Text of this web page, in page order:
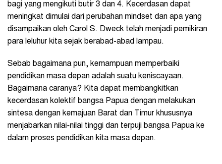
bagi yang mengikuti butir 3 dan 4. Kecerdasan dapat
meningkat dimulai dari perubahan mindset dan apa yang
disampaikan oleh Carol S. Dweck telah menjadi pemikiran
para leluhur kita sejak berabad-abad lampau.
Sebab bagaimana pun, kemampuan memperbaiki
pendidikan masa depan adalah suatu keniscayaan.
Bagaimana caranya? Kita dapat membangkitkan
kecerdasan kolektif bangsa Papua dengan melakukan
sintesa dengan kemajuan Barat dan Timur khususnya
menjabarkan nilai-nilai tinggi dan terpuji bangsa Papua ke
dalam proses pendidikan kita masa depan.